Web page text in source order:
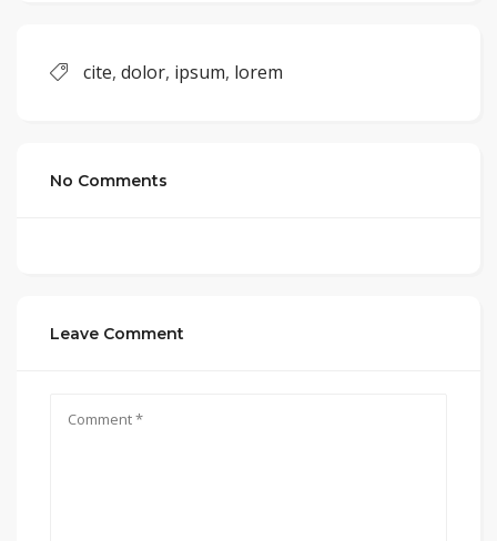
cite, dolor, ipsum, lorem
No Comments
Leave Comment